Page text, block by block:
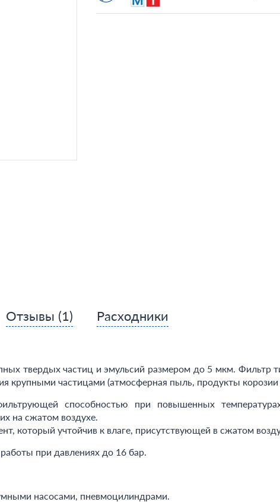
Отзывы (1) Расходники
твердых частиц и эмульсий размером до 5 мкм. Фильтр
крупными частицами (атмосферная пыль, продукты
способностью при повышенных
на сжатом воздухе.
который учтойчив к влаге, присутствующей в сжатом
при давлениях до 16 бар.
насосами, пневмоцилиндрами.